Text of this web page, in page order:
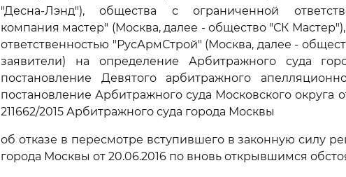
"Десна-Лэнд"), общества с ограниченной
компания мастер" (Москва, далее - общество "СК
ответственностью "РусАрмСтрой" (Москва, далее -
заявители) на определение Арбитражного суда
постановление Девятого арбитражного
постановление Арбитражного суда Московского округа
211662/2015 Арбитражного суда города Москвы
об отказе в пересмотре вступившего в законную силу
города Москвы от 20.06.2016 по вновь открывшимся